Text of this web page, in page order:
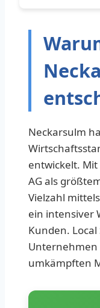
Neckarsulm
entwickelt.
AG als
Vielzahl
ein intensiver
Kunden.
Unternehmen
umkämpften